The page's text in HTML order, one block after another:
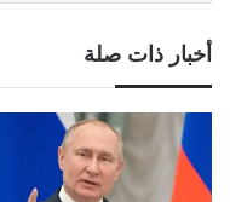
أخبار ذات صلة